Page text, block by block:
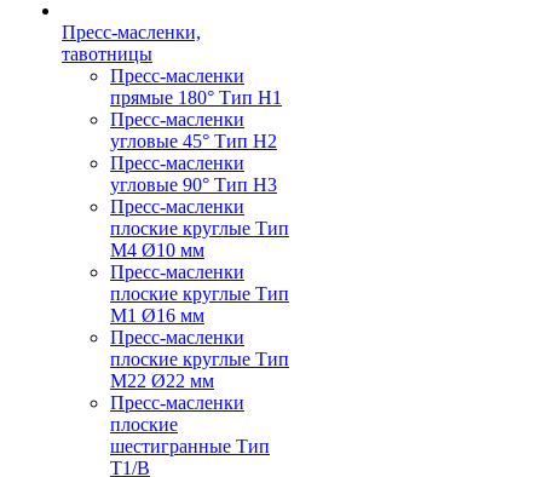
Пресс-масленки,
тавотницы
Пресс-масленки
прямые 180° Тип H1
Пресс-масленки
угловые 45° Тип H2
Пресс-масленки
угловые 90° Тип H3
Пресс-масленки
плоские круглые Тип
M4 Ø10 мм
Пресс-масленки
плоские круглые Тип
M1 Ø16 мм
Пресс-масленки
плоские круглые Тип
M22 Ø22 мм
Пресс-масленки
плоские
шестигранные Тип
T1/B